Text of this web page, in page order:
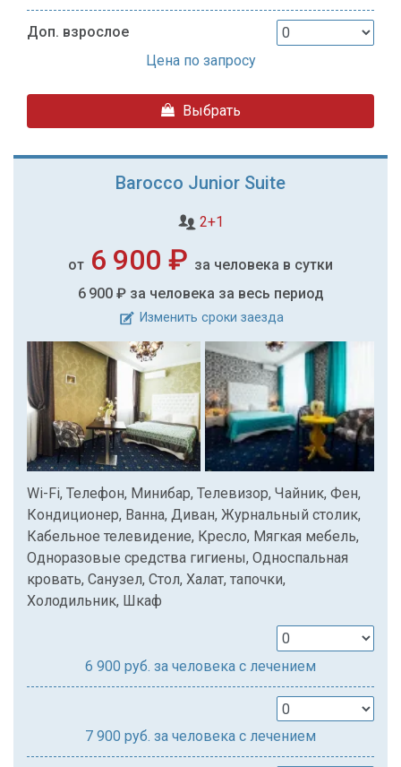
Доп. взрослое
Цена по запросу
Выбрать
Barocco Junior Suite
2+1
от 6 900 ₽ за человека в сутки
6 900 ₽ за человека за весь период
Изменить сроки заезда
Wi-Fi, Телефон, Минибар, Телевизор, Чайник, Фен,
Кондиционер, Ванна, Диван, Журнальный столик,
Кабельное телевидение, Кресло, Мягкая мебель,
Одноразовые средства гигиены, Односпальная
кровать, Санузел, Стол, Халат, тапочки,
Холодильник, Шкаф
6 900 руб. за человека с лечением
7 900 руб. за человека с лечением